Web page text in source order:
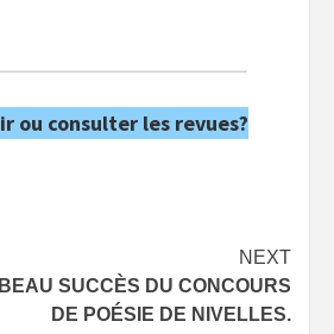
ou consulter les revues?
NEXT
SUCCÈS DU CONCOURS
DE POÉSIE DE NIVELLES.